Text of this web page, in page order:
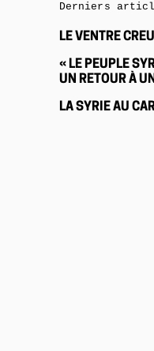
Derniers
LE VENTRE
« LE PEUPLE
UN RETOUR À
LA SYRIE AU